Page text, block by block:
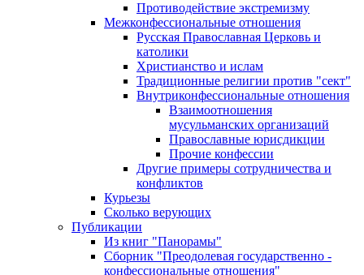
Противодействие экстремизму
Межконфессиональные отношения
Русская Православная Церковь и
католики
Христианство и ислам
Традиционные религии против "сект"
Внутриконфессиональные отношения
Взаимоотношения
мусульманских организаций
Православные юрисдикции
Прочие конфессии
Другие примеры сотрудничества и
конфликтов
Курьезы
Сколько верующих
Публикации
Из книг "Панорамы"
Сборник "Преодолевая государственно -
конфессиональные отношения"